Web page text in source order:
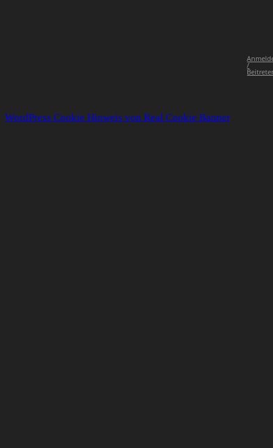
/
WordPress Cookie Hinweis von Real Cookie Banner